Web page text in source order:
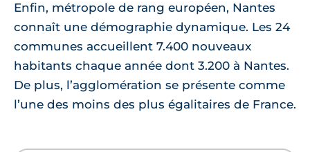
Enfin, métropole de rang européen, Nantes
connaît une démographie dynamique. Les 24
communes accueillent 7.400 nouveaux
habitants chaque année dont 3.200 à Nantes.
De plus, l’agglomération se présente comme
l’une des moins des plus égalitaires de France.